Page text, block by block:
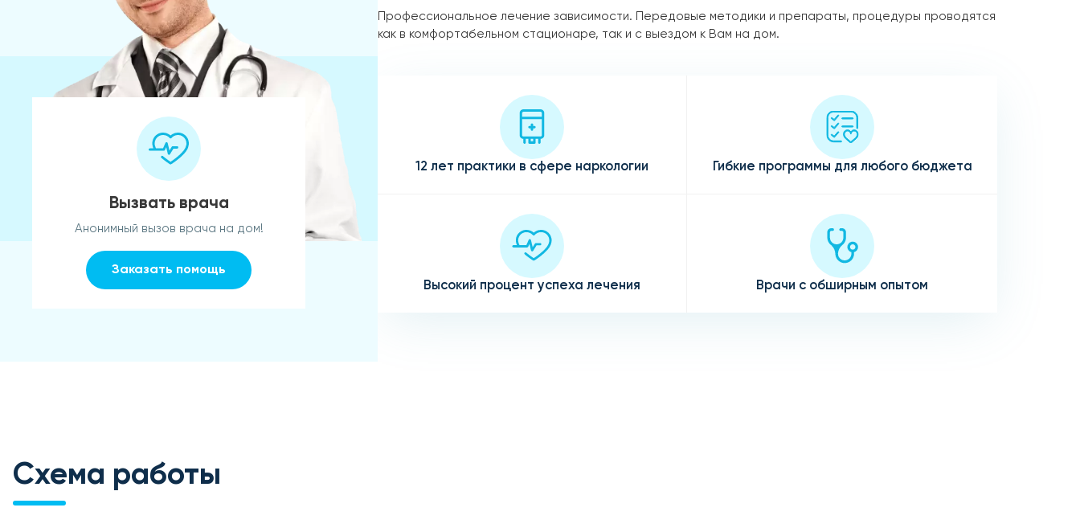
Вызвать врача
Анонимный вызов врача на дом!
Заказать помощь
Профессиональное лечение зависимости. Передовые методики и препараты, процедуры проводятся
как в комфортабельном стационаре, так и с выездом к Вам на дом.
12 лет практики в сфере наркологии Гибкие программы для любого бюджета
Высокий процент успеха лечения Врачи с обширным опытом
Схема работы